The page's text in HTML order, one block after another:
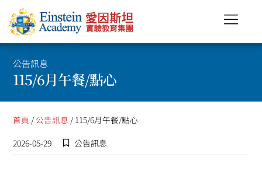
公告訊息
115/6月午餐/點心
首頁 /公告訊息 / 115/6月午餐/點心
2026-05-29
公告訊息